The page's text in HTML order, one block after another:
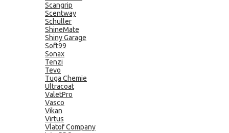
Scangrip
Scentway
Schuller
ShineMate
Shiny Garage
Soft99
Sonax
Tenzi
Tevo
Tuga Chemie
Ultracoat
ValetPro
Vasco
Vikan
Virtus
Vlatof Company